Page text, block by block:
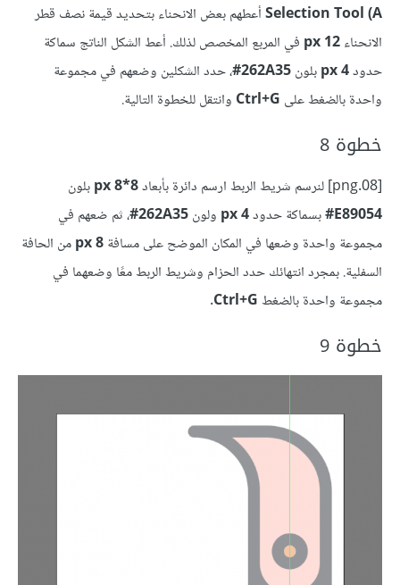
Selection Tool (Aأعطهم بعض الانحناء بتحديد قيمة نصف قطر
الانحناء12 px
في المربع المخصص لذلك. أعط الشكل الناتج سماكة
حدود4 px بلون262A35‏# ، حدد الشكلين وضعهم في مجموعة
واحدة بالضغط على Ctrl+G وانتقل للخطوة التالية.
خطوة 8
[08.png] لنرسم شريط الربط ارسم دائرة بأبعاد 8*8 px
بلون
E89054‏# بسماكة حدود4 px ولون262A35‏# ، ثم ضعهم في
مجموعة واحدة وضعها في المكان الموضح على مسافة8 px
من الحافة
السفلية. بمجرد انتهائك حدد الحزام وشريط الربط معًا وضعهما في
مجموعة واحدة بالضغطCtrl+G
.
خطوة 9